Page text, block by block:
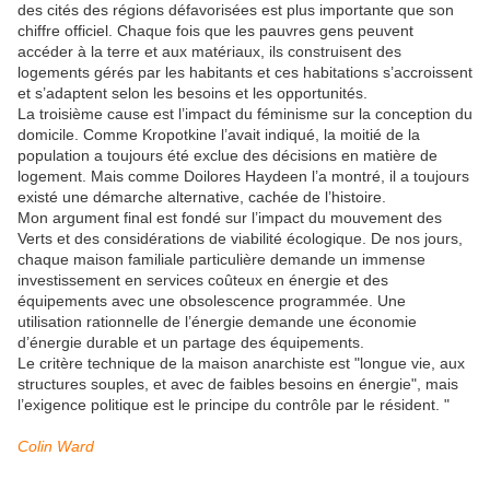
des cités des régions défavorisées est plus importante que son
chiffre officiel. Chaque fois que les pauvres gens peuvent
accéder à la terre et aux matériaux, ils construisent des
logements gérés par les habitants et ces habitations s’accroissent
et s’adaptent selon les besoins et les opportunités.
La troisième cause est l’impact du féminisme sur la conception du
domicile. Comme Kropotkine l’avait indiqué, la moitié de la
population a toujours été exclue des décisions en matière de
logement. Mais comme Doilores Haydeen l’a montré, il a toujours
existé une démarche alternative, cachée de l’histoire.
Mon argument final est fondé sur l’impact du mouvement des
Verts et des considérations de viabilité écologique. De nos jours,
chaque maison familiale particulière demande un immense
investissement en services coûteux en énergie et des
équipements avec une obsolescence programmée. Une
utilisation rationnelle de l’énergie demande une économie
d’énergie durable et un partage des équipements.
Le critère technique de la maison anarchiste est "longue vie, aux
structures souples, et avec de faibles besoins en énergie", mais
l’exigence politique est le principe du contrôle par le résident. "
Colin Ward